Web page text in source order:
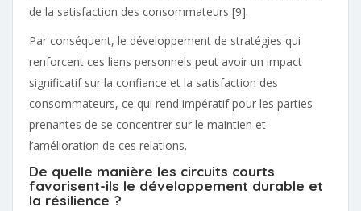
de la satisfaction des consommateurs [9].
Par conséquent, le développement de stratégies qui
renforcent ces liens personnels peut avoir un impact
significatif sur la confiance et la satisfaction des
consommateurs, ce qui rend impératif pour les parties
prenantes de se concentrer sur le maintien et
l’amélioration de ces relations.
De quelle manière les circuits courts
favorisent-ils le développement durable et
la résilience ?